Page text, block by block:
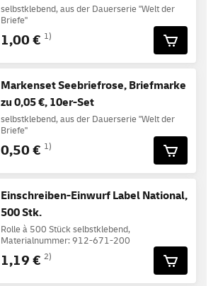
selbstklebend, aus der Dauerserie "Welt der
Briefe"
1,00 € 1)
Markenset Seebriefrose, Briefmarke
zu 0,05 €, 10er-Set
selbstklebend, aus der Dauerserie "Welt der
Briefe"
0,50 € 1)
Einschreiben-Einwurf Label National,
500 Stk.
Rolle à 500 Stück selbstklebend,
Materialnummer: 912-671-200
1,19 € 2)